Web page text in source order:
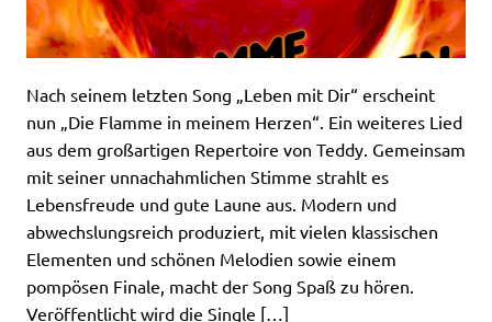
Nach seinem letzten Song „Leben mit Dir“ erscheint
nun „Die Flamme in meinem Herzen“. Ein weiteres Lied
aus dem großartigen Repertoire von Teddy. Gemeinsam
mit seiner unnachahmlichen Stimme strahlt es
Lebensfreude und gute Laune aus. Modern und
abwechslungsreich produziert, mit vielen klassischen
Elementen und schönen Melodien sowie einem
pompösen Finale, macht der Song Spaß zu hören.
Veröffentlicht wird die Single […]